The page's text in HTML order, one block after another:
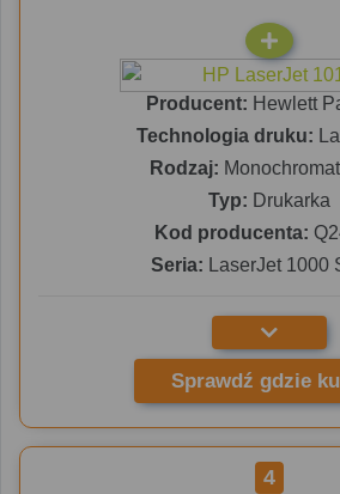
Producent: Hewlett
Technologia druku:
Rodzaj:
Typ: Drukarka
Kod producenta:
Seria: LaserJet 1000
Sprawdź gdzie
4